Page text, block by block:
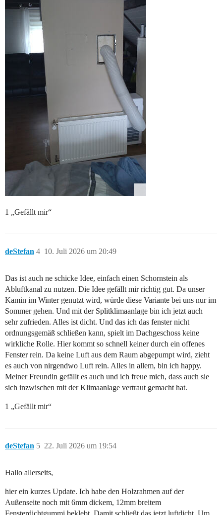
1 „Gefällt mir“
deStefan 10. Juli 2026 um 20:49
4
Das ist auch ne schicke Idee, einfach einen Schornstein als
Abluftkanal zu nutzen. Die Idee gefällt mir richtig gut. Da unser
Kamin im Winter genutzt wird, würde diese Variante bei uns nur im
Sommer gehen. Und mit der Splitklimaanlage bin ich jetzt auch
sehr zufrieden. Alles ist dicht. Und das ich das fenster nicht
ordnungsgemäß schließen kann, spielt im Dachgeschoss keine
wirkliche Rolle. Hier kommt so schnell keiner durch ein offenes
Fenster rein. Da keine Luft aus dem Raum abgepumpt wird, zieht
es auch von nirgendwo Luft rein. Alles in allem, bin ich happy.
Meiner Freundin gefällt es auch und ich freue mich, dass auch sie
sich inzwischen mit der Klimaanlage vertraut gemacht hat.
1 „Gefällt mir“
deStefan 22. Juli 2026 um 19:54
5
Hallo allerseits,
hier ein kurzes Update. Ich habe den Holzrahmen auf der
Außenseite noch mit 6mm dickem, 12mm breitem
Fensterdichtgummi beklebt. Damit schließt das jetzt luftdicht. Um